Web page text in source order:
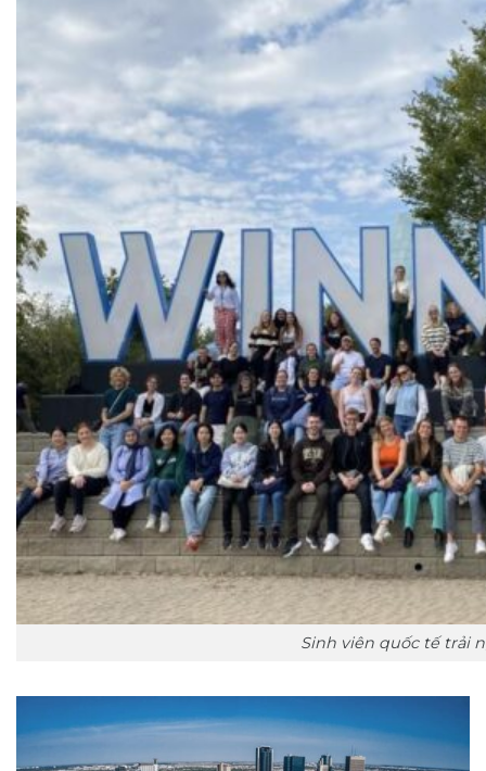
Sinh viên quốc tế trải